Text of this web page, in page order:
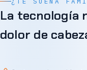
La tecnología
dolor de